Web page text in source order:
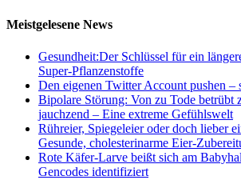
Meistgelesene News
Gesundheit:Der Schlüssel für ein
Super-Pflanzenstoffe
Den eigenen Twitter Account pushen –
Bipolare Störung: Von zu Tode betrübt
jauchzend – Eine extreme Gefühlswelt
Rühreier, Spiegeleier oder doch lieber
Gesunde, cholesterinarme Eier-
Rote Käfer-Larve beißt sich am
Gencodes identifiziert